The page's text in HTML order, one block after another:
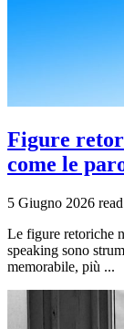
Figure
come le
5 Giugno 2026 read
Le figure retoriche
speaking sono
memorabile, più ...